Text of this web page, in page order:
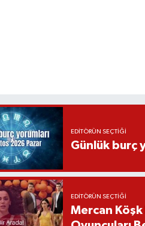
EDITÖRÜN SEÇTIĞI
Günlük burç
EDITÖRÜN SEÇTIĞI
Mercan Köşk